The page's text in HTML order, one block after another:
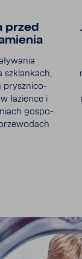
przed
szklan­kach,
prysz­ni­co­
łazience i
gospo­